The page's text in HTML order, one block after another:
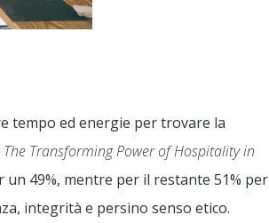
tempo ed energie per trovare la
The Transforming Power of Hospitality in
49%, mentre per il restante 51% per
integrità e persino senso etico.